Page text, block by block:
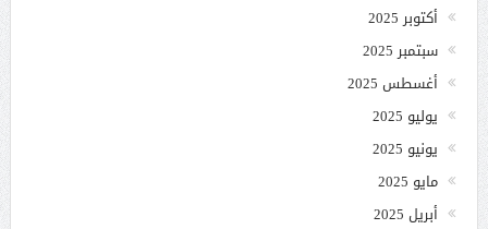
أكتوبر 2025
سبتمبر 2025
أغسطس 2025
يوليو 2025
يونيو 2025
مايو 2025
أبريل 2025